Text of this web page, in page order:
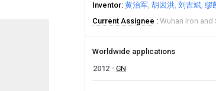
Inventor 黄治军 胡因洪 刘吉斌 缪
Current Assignee
Wuhan Iron and
Worldwide applications
2012
CN